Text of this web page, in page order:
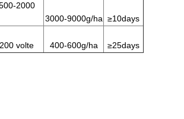
2000
3000-9000g/ha ≥10days
volte 400-600g/ha ≥25days